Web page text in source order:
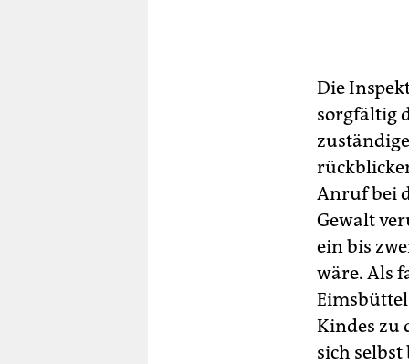
Die
sorgfältig
Anruf bei
Gewalt
ein bis
wäre. Als
Kindes zu
sich